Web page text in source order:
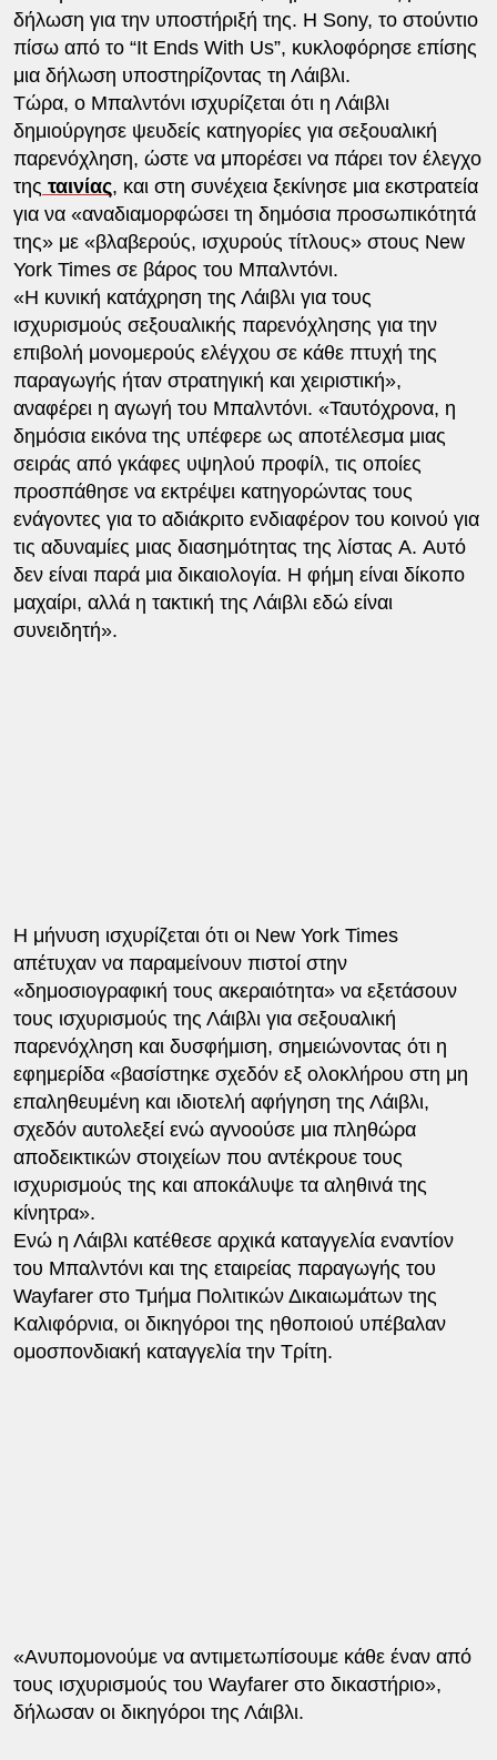
δήλωση για την υποστήριξή της. Η Sony, το στούντιο
πίσω από το “It Ends With Us”, κυκλοφόρησε επίσης
μια δήλωση υποστηρίζοντας τη Λάιβλι.
Τώρα, ο Μπαλντόνι ισχυρίζεται ότι η Λάιβλι
δημιούργησε ψευδείς κατηγορίες για σεξουαλική
παρενόχληση, ώστε να μπορέσει να πάρει τον έλεγχο
της ταινίας, και στη συνέχεια ξεκίνησε μια εκστρατεία
για να «αναδιαμορφώσει τη δημόσια προσωπικότητά
της» με «βλαβερούς, ισχυρούς τίτλους» στους New
York Times σε βάρος του Μπαλντόνι.
«Η κυνική κατάχρηση της Λάιβλι για τους
ισχυρισμούς σεξουαλικής παρενόχλησης για την
επιβολή μονομερούς ελέγχου σε κάθε πτυχή της
παραγωγής ήταν στρατηγική και χειριστική»,
αναφέρει η αγωγή του Μπαλντόνι. «Ταυτόχρονα, η
δημόσια εικόνα της υπέφερε ως αποτέλεσμα μιας
σειράς από γκάφες υψηλού προφίλ, τις οποίες
προσπάθησε να εκτρέψει κατηγορώντας τους
ενάγοντες για το αδιάκριτο ενδιαφέρον του κοινού για
τις αδυναμίες μιας διασημότητας της λίστας A. Αυτό
δεν είναι παρά μια δικαιολογία. Η φήμη είναι δίκοπο
μαχαίρι, αλλά η τακτική της Λάιβλι εδώ είναι
συνειδητή».
Η μήνυση ισχυρίζεται ότι οι New York Times
απέτυχαν να παραμείνουν πιστοί στην
«δημοσιογραφική τους ακεραιότητα» να εξετάσουν
τους ισχυρισμούς της Λάιβλι για σεξουαλική
παρενόχληση και δυσφήμιση, σημειώνοντας ότι η
εφημερίδα «βασίστηκε σχεδόν εξ ολοκλήρου στη μη
επαληθευμένη και ιδιοτελή αφήγηση της Λάιβλι,
σχεδόν αυτολεξεί ενώ αγνοούσε μια πληθώρα
αποδεικτικών στοιχείων που αντέκρουε τους
ισχυρισμούς της και αποκάλυψε τα αληθινά της
κίνητρα».
Ενώ η Λάιβλι κατέθεσε αρχικά καταγγελία εναντίον
του Μπαλντόνι και της εταιρείας παραγωγής του
Wayfarer στο Τμήμα Πολιτικών Δικαιωμάτων της
Καλιφόρνια, οι δικηγόροι της ηθοποιού υπέβαλαν
ομοσπονδιακή καταγγελία την Τρίτη.
«Ανυπομονούμε να αντιμετωπίσουμε κάθε έναν από
τους ισχυρισμούς του Wayfarer στο δικαστήριο»,
δήλωσαν οι δικηγόροι της Λάιβλι.